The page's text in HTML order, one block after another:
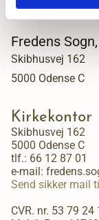
Fredens
Skibhusvej 162
5000 Odense C
Kirkekontor
Skibhusvej 162
5000 Odense C
tlf.: 66 12 87 01
e-mail:
Send sikker mail
CVR. nr. 53 79 24